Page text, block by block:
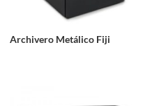
Archivero Metálico Fiji